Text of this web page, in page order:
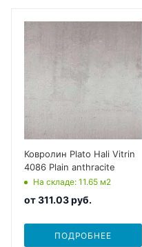
Ковролин Plato Hali Vitrin
4086 Plain anthracite
На складе: 11.65 м2
от311.03 руб.
ПОДРОБНЕЕ